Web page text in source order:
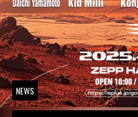
NEWS